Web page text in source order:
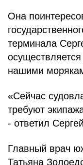
Она
терминала
нашими
«Сейчас
требуют
- ответил
Главный врач
Татьяна